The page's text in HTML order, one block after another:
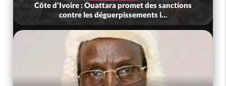
Côte d'Ivoire : Ouattara promet des sanctions
contre les déguerpissements i...